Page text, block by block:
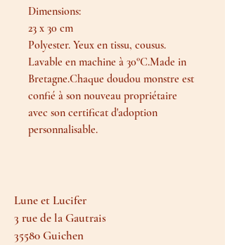
Dimensions:
23 x 30 cm
Polyester. Yeux en tissu, cousus.
Lavable en machine à 30°C.Made in
Bretagne.Chaque doudou monstre est
confié à son nouveau propriétaire
avec son certificat d'adoption
personnalisable.
Lune et Lucifer
3 rue de la Gautrais
35580 Guichen